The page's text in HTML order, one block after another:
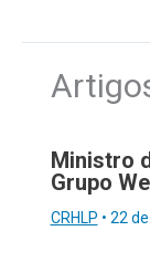
Ministro
Grupo
CRHLP • 22